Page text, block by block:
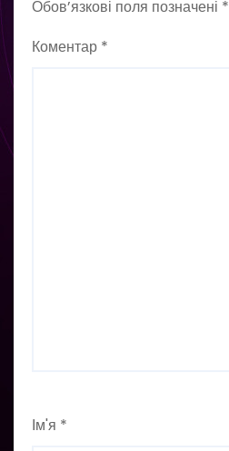
Обов’язкові поля позначені *
Коментар *
Ім'я *